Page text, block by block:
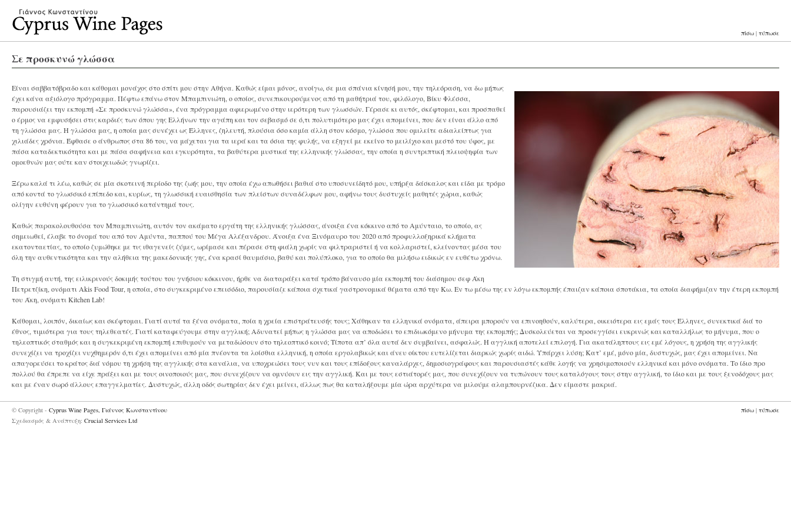
πίσω | τύπωσε
Σε προσκυνώ γλώσσα
Είναι σαββατόβραδο και κάθομαι μονάχος στο σπίτι μου στην Αθήνα. Καθώς είμαι μόνος, ανοίγω, σε μια σπάνια κίνησή μου, την τηλεόραση, να δω μήπως
έχει κάνα αξιόλογο πρόγραμμα. Πέφτω επάνω στον Μπαμπινιώτη, ο οποίος, συνεπικουρούμενος από τη μαθήτριά του, φιλόλογο, Βίκυ Φλέσσα,
παρουσιάζει την εκπομπή «Σε προσκυνώ γλώσσα», ένα πρόγραμμα αφιερωμένο στην ιερότερη των γλωσσών. Γέρασε κι αυτός, σκέφτομαι, και προσπαθεί
ο έρμος να εμφυσήσει στις καρδιές των όπου γης Ελλήνων την αγάπη και τον σεβασμό σε ό,τι πολυτιμότερο μας έχει απομείνει, που δεν είναι άλλο από
τη γλώσσα μας. Η γλώσσα μας, η οποία μας συνέχει ως Έλληνες, ζηλευτή, πλούσια όσο καμία άλλη στον κόσμο, γλώσσα που ομιλείτε αδιαλείπτως για
χιλιάδες χρόνια. Έφθασε ο άνθρωπος στα 86 του, να μάχεται για τα ιερά και τα όσια της φυλής, να εξηγεί με εκείνο το μειλίχιο και μεστό του ύφος, με
πάσα καταδεκτικότητα και με πάσα σαφήνεια και εγκυρότητα, τα βαθύτερα μυστικά της ελληνικής γλώσσας, την οποία η συντριπτική πλειοψηφία των
ομοεθνών μας ούτε καν στοιχειωδώς γνωρίζει.
Ξέρω καλά τι λέω, καθώς σε μία σκοτεινή περίοδο της ζωής μου, την οποία έχω απωθήσει βαθιά στο υποσυνείδητό μου, υπήρξα δάσκαλος και είδα με τρόμο
από κοντά το γλωσσικό επίπεδο και, κυρίως, τη γλωσσική ευαισθησία των πλείστων συναδέλφων μου, αφήνω τους δυστυχείς μαθητές χώρια, καθώς
ολίγην ευθύνη φέρουν για το γλωσσικό κατάντημά τους.
Καθώς παρακολουθούσα τον Μπαμπινιώτη, αυτόν τον ακάματο εργάτη της ελληνικής γλώσσας, άνοιξα ένα κόκκινο από το Αμύνταιο, το οποίο, ας
σημειωθεί, έλαβε το όνομά του από τον Αμύντα, παππού του Μέγα Αλέξανδρου. Άνοιξα ένα Ξινόμαυρο του 2020 από προφυλλοξηρικά κλήματα
εκατονταετίας, το οποίο ζυμώθηκε με τις ιθαγενείς ζύμες, ωρίμασε και πέρασε στη φιάλη χωρίς να φιλτραριστεί ή να κολλαριστεί, κλείνοντας μέσα του
όλη την αυθεντικότητα και την αλήθεια της μακεδονικής γης, ένα κρασί θαυμάσιο, βαθύ και πολύπλοκο, για το οποίο θα μιλήσω ειδικώς εν ευθέτω χρόνω.
Τη στιγμή αυτή, της ειλικρινούς δοκιμής τούτου του γνήσιου κόκκινου, ήρθε να διαταράξει κατά τρόπο βάναυσο μία εκπομπή του διάσημου σεφ Άκη
Πετρετζίκη, ονόματι Akis Food Tour, η οποία, στο συγκεκριμένο επεισόδιο, παρουσίαζε κάποια σχετικά γαστρονομικά θέματα από την Κω. Εν τω μέσω της εν λόγω εκπομπής έπαιζαν κάποια σποτάκια, τα οποία διαφήμιζαν την έτερη εκπομπή
του Άκη, ονόματι Kitchen Lab!
Κάθομαι, λοιπόν, δικαίως και σκέφτομαι. Γιατί αυτά τα ξένα ονόματα, ποία η χρεία επιστράτευσής τους; Χάθηκαν τα ελληνικά ονόματα, άπειρα μπορούν να επινοηθούν, καλύτερα, οικειότερα εις εμάς τους Έλληνες, συνεκτικά διά το
έθνος, τιμιότερα για τους τηλεθεατές. Γιατί καταφεύγουμε στην αγγλική; Αδυνατεί μήπως η γλώσσα μας να αποδώσει το επιδιωκόμενο μήνυμα της εκπομπής; Δυσκολεύεται να προσεγγίσει ευκρινώς και καταλλήλως το μήνυμα, που ο
τηλεοπτικός σταθμός και η συγκεκριμένη εκπομπή επιθυμούν να μεταδώσουν στο τηλεοπτικό κοινό; Τίποτα απ’ όλα αυτά δεν συμβαίνει, ασφαλώς. Η αγγλική αποτελεί επιλογή. Για ακατάληπτους εις εμέ λόγους, η χρήση της αγγλικής
συνεχίζει να τροχίζει νυχθημερόν ό,τι έχει απομείνει από μία πνέοντα τα λοίσθια ελληνική, η οποία εργολαβικώς και άνευ οίκτου ευτελίζεται διαρκώς χωρίς αιδώ. Υπάρχει λύση; Κατ’ εμέ, μόνο μία, δυστυχώς, μας έχει απομείνει. Να
απαγορεύσει το κράτος διά νόμου τη χρήση της αγγλικής στα κανάλια, να υποχρεώσει τους νυν και τους επίδοξους καναλάρχες, δημοσιογράφους και παρουσιαστές κάθε λογής να χρησιμοποιούν ελληνικά και μόνο ονόματα. Το ίδιο προ
πολλού θα έπρεπε να είχε πράξει και με τους οινοποιούς μας, που συνεχίζουν να ομνύουν εις την αγγλική. Και με τους εστιάτορές μας, που συνεχίζουν να τυπώνουν τους καταλόγους τους στην αγγλική, το ίδιο και με τους ξενοδόχους μας
και με έναν σωρό άλλους επαγγελματίες. Δυστυχώς, άλλη οδός σωτηρίας δεν έχει μείνει, άλλως πως θα καταλήξουμε μία ώρα αρχύτερα να μιλούμε αλαμπουρνέζικα. Δεν είμαστε μακριά.
© Copyright - Cyprus Wine Pages, Γιάννος Κωνσταντίνου
Σχεδιασμός & Ανάπτυξη: Crucial Services Ltd
πίσω | τύπωσε